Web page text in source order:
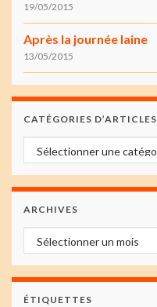
19/05/2015
Après la journée laine
13/05/2015
CATÉGORIES D’ARTICLES
Catégories d’articles
ARCHIVES
Archives
ÉTIQUETTES